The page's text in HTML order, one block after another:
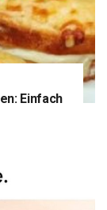
Einfach